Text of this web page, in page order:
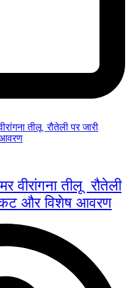
वीरांगना तीलू रौतेली
और विशेष आवरण